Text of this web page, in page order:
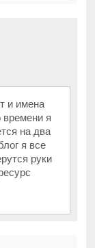
и имена
времени я
на два
я все
руки